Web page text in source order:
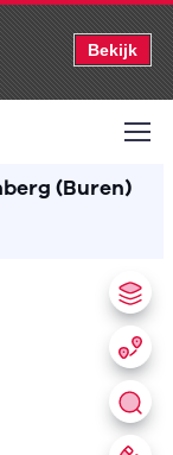
Bekijk
(Buren)